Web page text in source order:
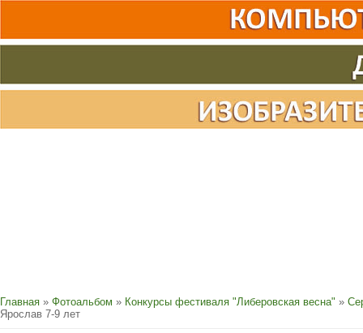
Главная » Фотоальбом » Конкурсы фестиваля "Либеровская весна" »
Ярослав 7-9 лет